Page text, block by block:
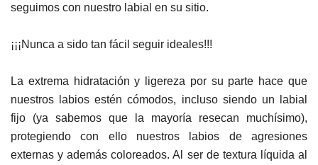
seguimos con nuestro labial en su sitio.
¡¡¡Nunca a sido tan fácil seguir ideales!!!
La extrema hidratación y ligereza por su parte hace que
nuestros labios estén cómodos, incluso siendo un labial
fijo (ya sabemos que la mayoría resecan muchísimo),
protegiendo con ello nuestros labios de agresiones
externas y además coloreados. Al ser de textura líquida al